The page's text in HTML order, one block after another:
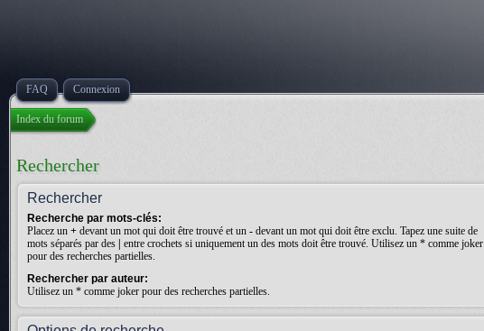
FAQ Connexion
Index du forum
Rechercher
Rechercher
Recherche par mots-clés:
Placez un + devant un mot qui doit être trouvé et un - devant un mot qui doit être exclu. Tapez une suite de
mots séparés par des
entre crochets si uniquement un des mots doit être trouvé. Utilisez un * comme joker
pour des recherches partielles.
Rechercher par auteur:
Utilisez un * comme joker pour des recherches partielles.